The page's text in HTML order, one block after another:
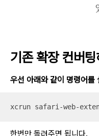
기존 확장 컨버팅
우선 아래와 같이 명령어를
xcrun safari-web-
한번만 돌려주면 됩니다.